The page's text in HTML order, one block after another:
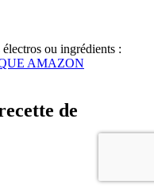
ou ingrédients :
AMAZON
de